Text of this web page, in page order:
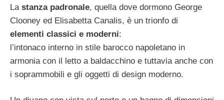
La stanza padronale, quella dove dormono George
Clooney ed Elisabetta Canalis, è un trionfo di
elementi classici e moderni:
l’intonaco interno in stile barocco napoletano in
armonia con il letto a baldacchino e tuttavia anche con
i soprammobili e gli oggetti di design moderno.